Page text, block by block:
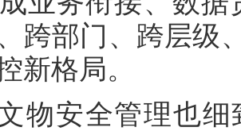
跨部门、跨层级
新格局。
物安全管理也细